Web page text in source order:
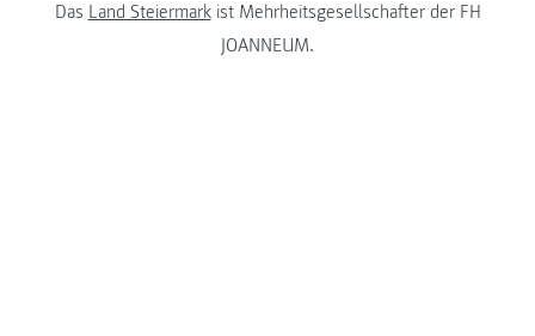
Das Land Steiermarkist Mehrheitsgesellschafter der FH
JOANNEUM.